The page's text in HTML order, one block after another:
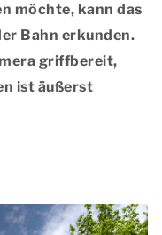
möchte, kann das
Bahn erkunden.
griffbereit,
ist äußerst